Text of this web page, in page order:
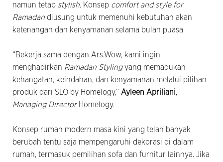
namun tetap stylish. Konsep comfort and style for
Ramadan diusung untuk memenuhi kebutuhan akan
ketenangan dan kenyamanan selama bulan puasa.
“Bekerja sama dengan Ars.Wow, kami ingin
menghadirkan Ramadan Stylingyang memadukan
kehangatan, keindahan, dan kenyamanan melalui pilihan
produk dari SLO by Homelogy,” Ayleen Apriliani,
Managing DirectorHomelogy.
Konsep rumah modern masa kini yang telah banyak
berubah tentu saja mempengaruhi dekorasi di dalam
rumah, termasuk pemilihan sofa dan furnitur lainnya. Jika